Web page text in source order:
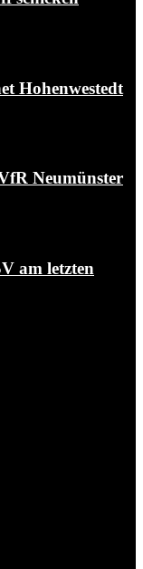
Hohenwestedt
Neumünster
am letzten